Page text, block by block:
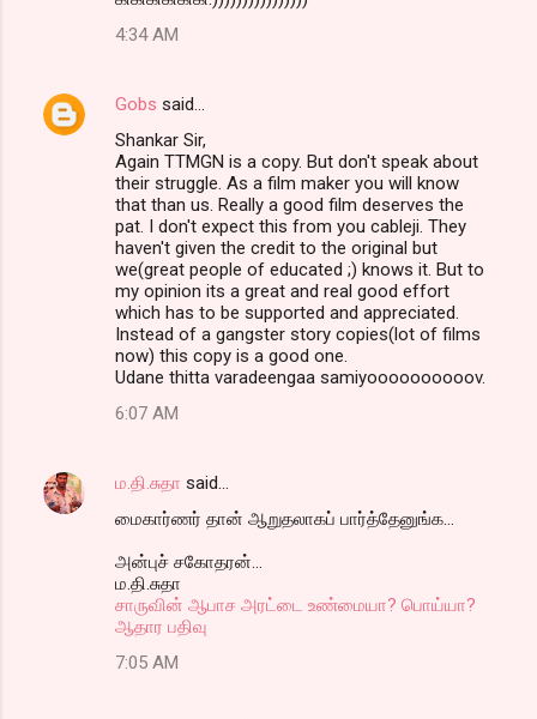
4:34 AM
Gobs said…
Shankar Sir,
Again TTMGN is a copy. But don't speak about
their struggle. As a film maker you will know
that than us. Really a good film deserves the
pat. I don't expect this from you cableji. They
haven't given the credit to the original but
we(great people of educated ;) knows it. But to
my opinion its a great and real good effort
which has to be supported and appreciated.
Instead of a gangster story copies(lot of films
now) this copy is a good one.
Udane thitta varadeengaa samiyoooooooooov.
6:07 AM
ம.தி.சுதா said…
மைகார்ணர் தான் ஆறுதலாகப் பார்த்தேனுங்க...
அன்புச் சகோதரன்...
ம.தி.சுதா
சாருவின் ஆபாச அரட்டை உண்மையா? பொய்யா?
ஆதார பதிவு
7:05 AM